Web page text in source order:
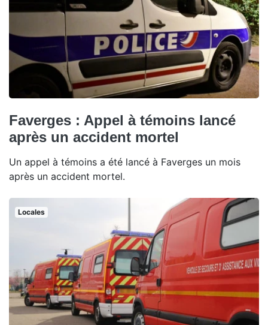
Faverges : Appel à témoins lancé
après un accident mortel
Un appel à témoins a été lancé à Faverges un mois
après un accident mortel.
Locales